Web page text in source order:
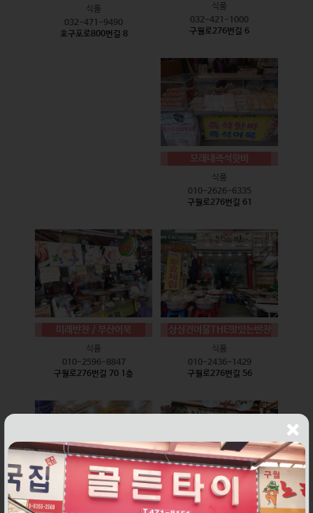
식품
032-471-9490
호구포로800번길 8
식품
032-421-1000
구월로276번길 6
모래내즉석핫바
식품
010-2626-6335
구월로276번길 61
미래반찬 / 부산어묵
식품
010-2596-8847
구월로276번길 70 1층
싱싱건어물THE맛있는반찬
식품
010-2436-1429
구월로276번길 56
웰빙즉석손두부 윤하네건어물